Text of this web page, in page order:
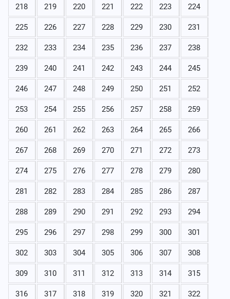
218 219 220 221 222 223 224
225 226 227 228 229 230 231
232 233 234 235 236 237 238
239 240 241 242 243 244 245
246 247 248 249 250 251 252
253 254 255 256 257 258 259
260 261 262 263 264 265 266
267 268 269 270 271 272 273
274 275 276 277 278 279 280
281 282 283 284 285 286 287
288 289 290 291 292 293 294
295 296 297 298 299 300 301
302 303 304 305 306 307 308
309 310 311 312 313 314 315
316 317 318 319 320 321 322